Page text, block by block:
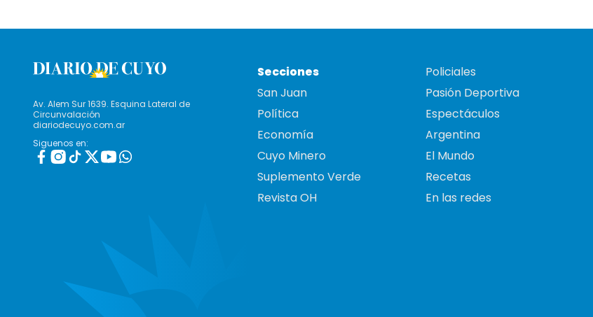
Av. Alem Sur 1639. Esquina Lateral de
Circunvalación
diariodecuyo.com.ar
Siguenos en:
Secciones
San Juan
Política
Economía
Cuyo Minero
Suplemento Verde
Revista OH
Policiales
Pasión Deportiva
Espectáculos
Argentina
El Mundo
Recetas
En las redes